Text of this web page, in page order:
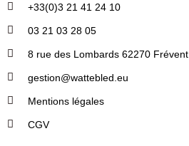
+33(0)3 21 41 24 10
03 21 03 28 05
8 rue des Lombards 62270 Frévent
gestion@wattebled.eu
Mentions légales
CGV